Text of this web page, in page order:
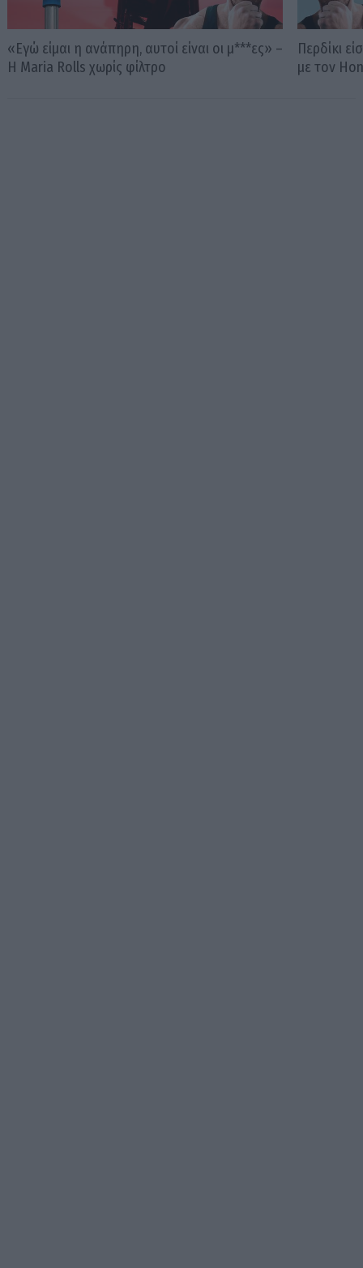
«Εγώ είμαι η ανάπηρη, αυτοί είναι οι μ***ες» –
Η Maria Rolls χωρίς φίλτρο
Περδίκι
με τον